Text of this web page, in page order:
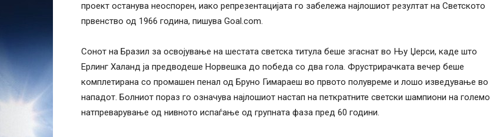
проект останува неоспорен, иако репрезентацијата го забележа најлошиот резултат на Светското
првенство од 1966 година, пишува Goal.com.
Сонот на Бразил за освојување на шестата светска титула беше згаснат во Њу Џерси, каде што
Ерлинг Халанд ја предводеше Норвешка до победа со два гола. Фрустрирачката вечер беше
комплетирана со промашен пенал од Бруно Гимараеш во првото полувреме и лошо изведување во
нападот. Болниот пораз го означува најлошиот настап на петкратните светски шампиони на големо
натпреварување од нивното испаѓање од групната фаза пред 60 години.